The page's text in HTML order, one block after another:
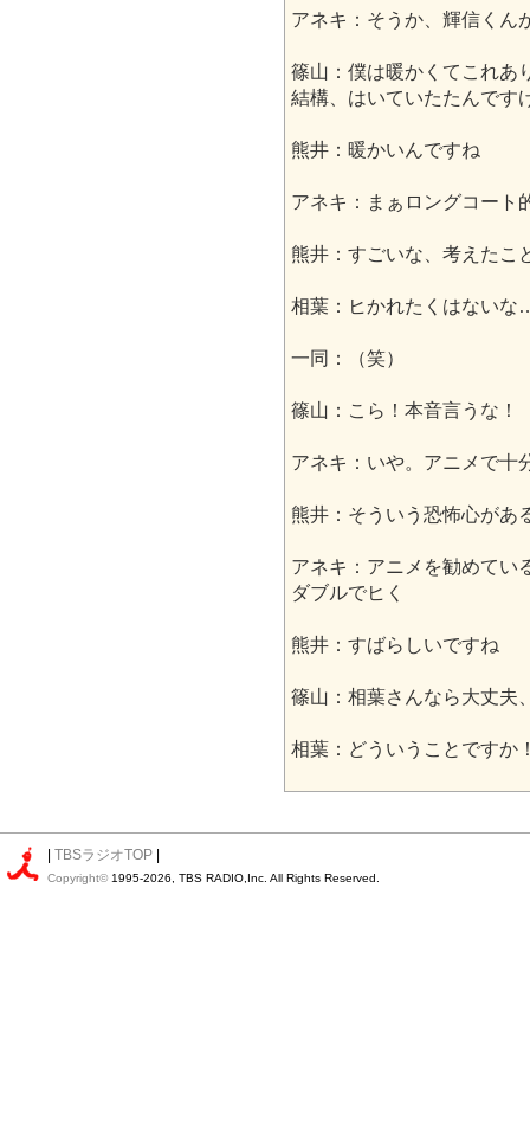
アネキ：そうか、輝信くん
篠山：僕は暖かくてこれあ
結構、はいていたたんです
熊井：暖かいんですね
アネキ：まぁロングコート
熊井：すごいな、考えたこ
相葉：ヒかれたくはないな
一同：（笑）
篠山：こら！本音言うな！
アネキ：いや。アニメで十
熊井：そういう恐怖心があ
アネキ：アニメを勧めてい
ダブルでヒく
熊井：すばらしいですね
篠山：相葉さんなら大丈夫
相葉：どういうことですか
TBSラジオTOP
Copyright© 1995-2026, TBS RADIO,Inc. All Rights Reserved.